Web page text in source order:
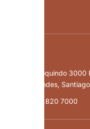
Av. Apoquindo 3000
Las Condes,
+56 2 2820 7000